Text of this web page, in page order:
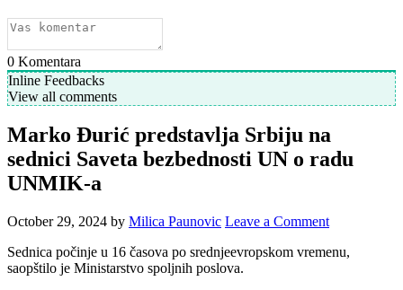
0 Komentara
Inline Feedbacks
View all comments
Marko Đurić predstavlja Srbiju na
sednici Saveta bezbednosti UN o radu
UNMIK-a
October 29, 2024 by Milica Paunovic Leave a Comment
Sednica počinje u 16 časova po srednjeevropskom vremenu,
saopštilo je Ministarstvo spoljnih poslova.